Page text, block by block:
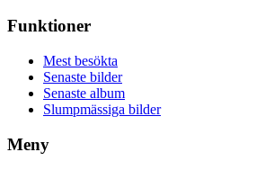
Funktioner
Mest besökta
Senaste bilder
Senaste album
Slumpmässiga bilder
Meny